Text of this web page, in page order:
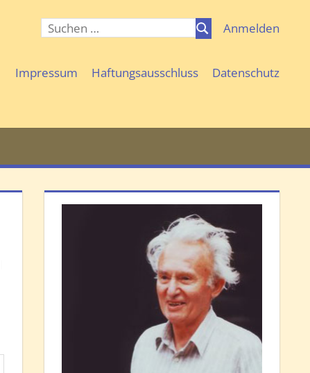
Anmelden
Suchen
Suchen
Impressum Haftungsausschluss Datenschutz